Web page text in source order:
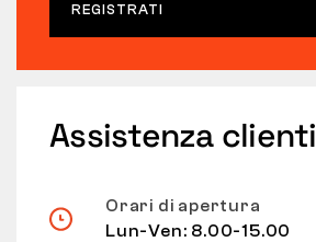
REGISTRATI
Assistenza clienti
Orari di apertura
Lun-Ven: 8.00-15.00